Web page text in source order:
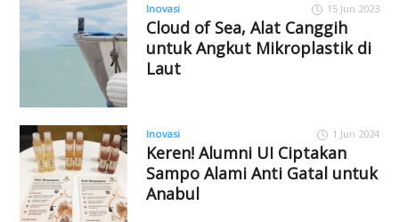
Inovasi 15 Jun 2023
Cloud of Sea, Alat Canggih
untuk Angkut Mikroplastik di
Laut
Inovasi 1 Jun 2024
Keren! Alumni UI Ciptakan
Sampo Alami Anti Gatal untuk
Anabul